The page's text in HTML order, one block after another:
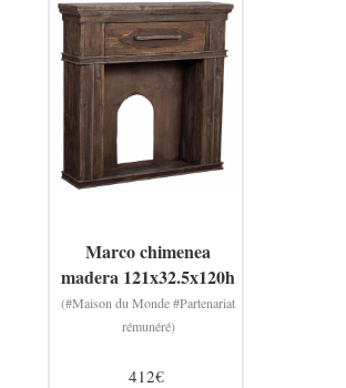
Marco chimenea
madera 121x32.5x120h
(#Maison du Monde #Partenariat
rémunéré)
412€